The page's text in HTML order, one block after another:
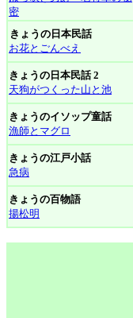
密
きょうの日本民話
お花とごんべえ
きょうの日本民話 2
天狗がつくった山と池
きょうのイソップ童話
漁師とマグロ
きょうの江戸小話
急病
きょうの百物語
揚松明